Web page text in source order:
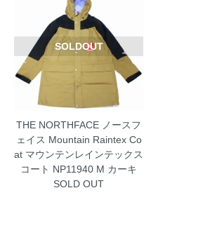
SOLDOUT
THE NORTHFACE ノースフ
ェイス Mountain Raintex Co
at マウンテンレインテックス
コート NP11940 M カーキ
SOLD OUT